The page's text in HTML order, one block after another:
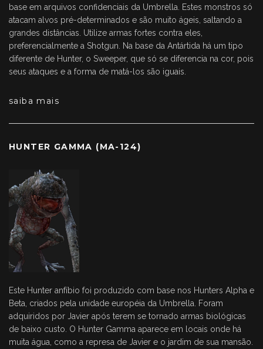
base em arquivos confidenciais da Umbrella. Estes monstros só
atacam alvos pré-determinados e são muito ágeis, saltando a
grandes distâncias. Utilize armas fortes contra eles,
preferencialmente a Shotgun. Na base da Antártida há um tipo
diferente de Hunter, o Sweeper, que só se diferencia na cor, pois
seus ataques e a forma de matá-los são iguais.
saiba mais
HUNTER GAMMA (MA-124)
Este Hunter anfíbio foi produzido com base nos Hunters Alpha e
Beta, criados pela unidade européia da Umbrella. Foram
adquiridos por Javier após terem se tornado armas biológicas
de baixo custo. O Hunter Gamma aparece em locais onde há
muita água, como a represa de Javier e o jardim de sua mansão.